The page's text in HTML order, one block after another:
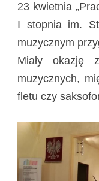
23 kwietnia
I stopnia im.
muzycznym
Miały okazję
muzycznych,
fletu czy